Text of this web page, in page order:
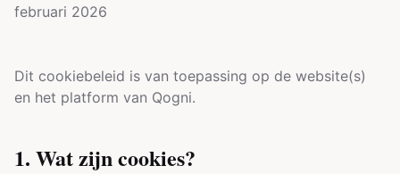
februari 2026
Dit cookiebeleid is van toepassing op de website(s)
en het platform van Qogni.
1. Wat zijn cookies?